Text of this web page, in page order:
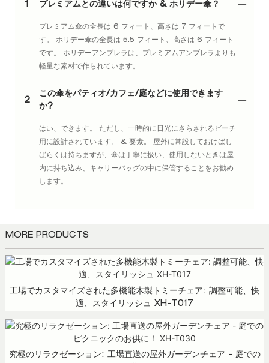
1 プレミアムとの違いは何ですか & ホリデー傘？
プレミアム傘の全長は 6 フィート、高さは 7 フィートで
す。 ホリデー傘の全長は 5.5 フィート、高さは 6 フィート
です。 ホリデーアンブレラは、プレミアムアンブレラよりも
軽量な素材で作られています。
2
この傘をパティオ/カフェ/庭などに使用できます
か?
はい、できます。 ただし、一時的に日光にさらされるビーチ
用に設計されています。 & 要素。 屋外に常設しておけばし
ばらくは持ちますが、傘は丁寧に扱い、使用しないときは屋
内に持ち込み、キャリーバッグの中に保管することをお勧め
します。
MORE PRODUCTS
工場でカスタマイズされた多機能木製トミーチェア: 調整可能、快
適、スタイリッシュ XH-T017
究極のリラクゼーション: 工場直送の屋外ガーデンチェア - 庭での